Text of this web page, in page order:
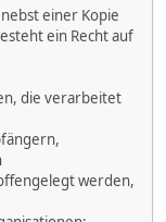
einer Kopie
ein Recht auf
die verarbeitet
werden,